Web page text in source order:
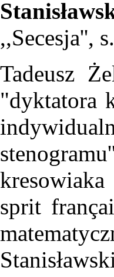
,,Secesja'',
Tadeusz
"dyktatora
sprit